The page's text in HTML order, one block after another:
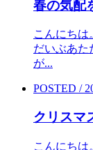
春の気配
こんにちは
だいぶあた
が...
POSTED /
クリスマ
こんにちは